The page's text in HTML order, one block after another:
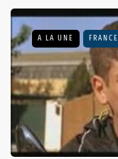
A LA UNE FRANCE